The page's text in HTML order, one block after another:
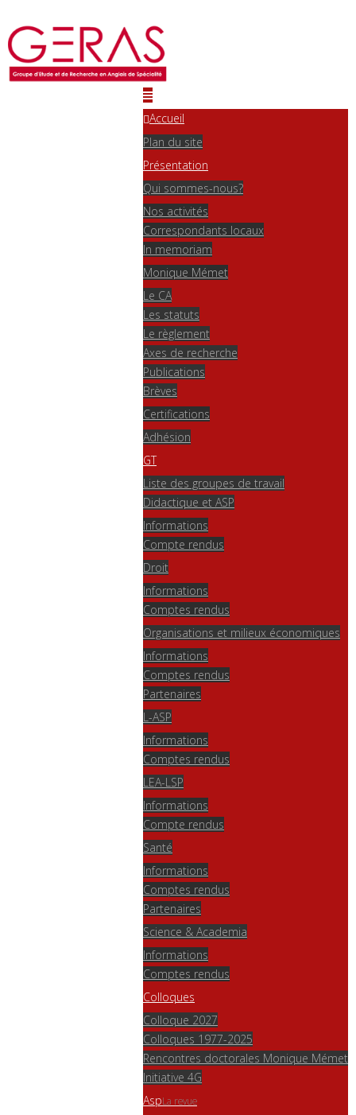
Accueil
Plan du site
Présentation
Qui sommes-nous?
Nos activités
Correspondants locaux
In memoriam
Monique Mémet
Le CA
Les statuts
Le règlement
Axes de recherche
Publications
Brèves
Certifications
Adhésion
GT
Liste des groupes de travail
Didactique et ASP
Informations
Compte rendus
Droit
Informations
Comptes rendus
Organisations et milieux économiques
Informations
Comptes rendus
Partenaires
L-ASP
Informations
Comptes rendus
LEA-LSP
Informations
Compte rendus
Santé
Informations
Comptes rendus
Partenaires
Science & Academia
Informations
Comptes rendus
Colloques
Colloque 2027
Colloques 1977-2025
Rencontres doctorales Monique Mémet
Initiative 4G
AspLa revue